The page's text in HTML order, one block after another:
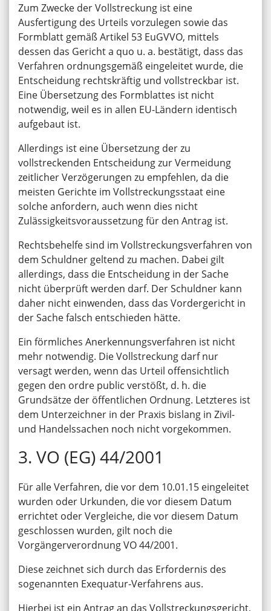
Zum Zwecke der Vollstreckung ist eine
Ausfertigung des Urteils vorzulegen sowie das
Formblatt gemäß Artikel 53 EuGVVO, mittels
dessen das Gericht a quo u. a. bestätigt, dass das
Verfahren ordnungsgemäß eingeleitet wurde, die
Entscheidung rechtskräftig und vollstreckbar ist.
Eine Übersetzung des Formblattes ist nicht
notwendig, weil es in allen EU-Ländern identisch
aufgebaut ist.
Allerdings ist eine Übersetzung der zu
vollstreckenden Entscheidung zur Vermeidung
zeitlicher Verzögerungen zu empfehlen, da die
meisten Gerichte im Vollstreckungsstaat eine
solche anfordern, auch wenn dies nicht
Zulässigkeitsvoraussetzung für den Antrag ist.
Rechtsbehelfe sind im Vollstreckungsverfahren von
dem Schuldner geltend zu machen. Dabei gilt
allerdings, dass die Entscheidung in der Sache
nicht überprüft werden darf. Der Schuldner kann
daher nicht einwenden, dass das Vordergericht in
der Sache falsch entschieden hätte.
Ein förmliches Anerkennungsverfahren ist nicht
mehr notwendig. Die Vollstreckung darf nur
versagt werden, wenn das Urteil offensichtlich
gegen den ordre public verstößt, d. h. die
Grundsätze der öffentlichen Ordnung. Letzteres ist
dem Unterzeichner in der Praxis bislang in Zivil-
und Handelssachen noch nicht vorgekommen.
3. VO (EG) 44/2001
Für alle Verfahren, die vor dem 10.01.15 eingeleitet
wurden oder Urkunden, die vor diesem Datum
errichtet oder Vergleiche, die vor diesem Datum
geschlossen wurden, gilt noch die
Vorgängerverordnung VO 44/2001.
Diese zeichnet sich durch das Erfordernis des
sogenannten Exequatur-Verfahrens aus.
Hierbei ist ein Antrag an das Vollstreckungsgericht,